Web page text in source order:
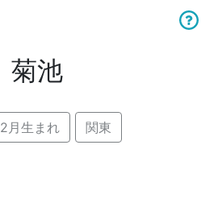
菊池
2月生まれ 関東